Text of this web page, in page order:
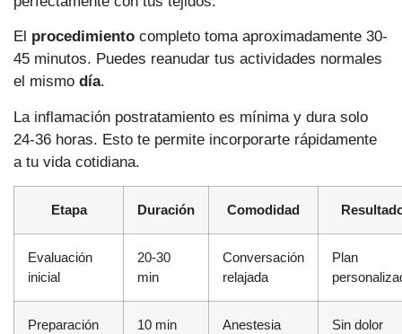
El procedimiento completo toma aproximadamente 30-
45 minutos. Puedes reanudar tus actividades normales
el mismo día.
La inflamación postratamiento es mínima y dura solo
24-36 horas. Esto te permite incorporarte rápidamente
a tu vida cotidiana.
Etapa Duración Comodidad
Evaluación
inicial
20-30
min
Conversación
relajada
Plan
Preparación 10 min
Anestesia
Sin dolor